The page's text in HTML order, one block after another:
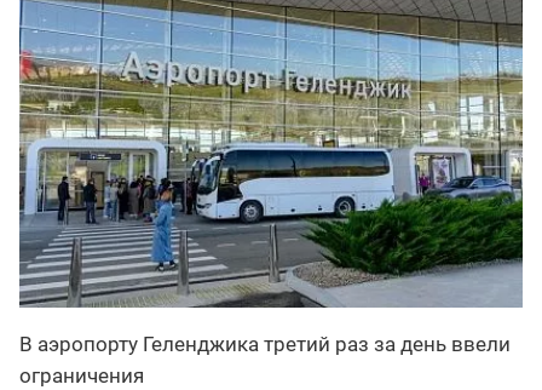
В аэропорту Геленджика третий раз за день ввели
ограничения